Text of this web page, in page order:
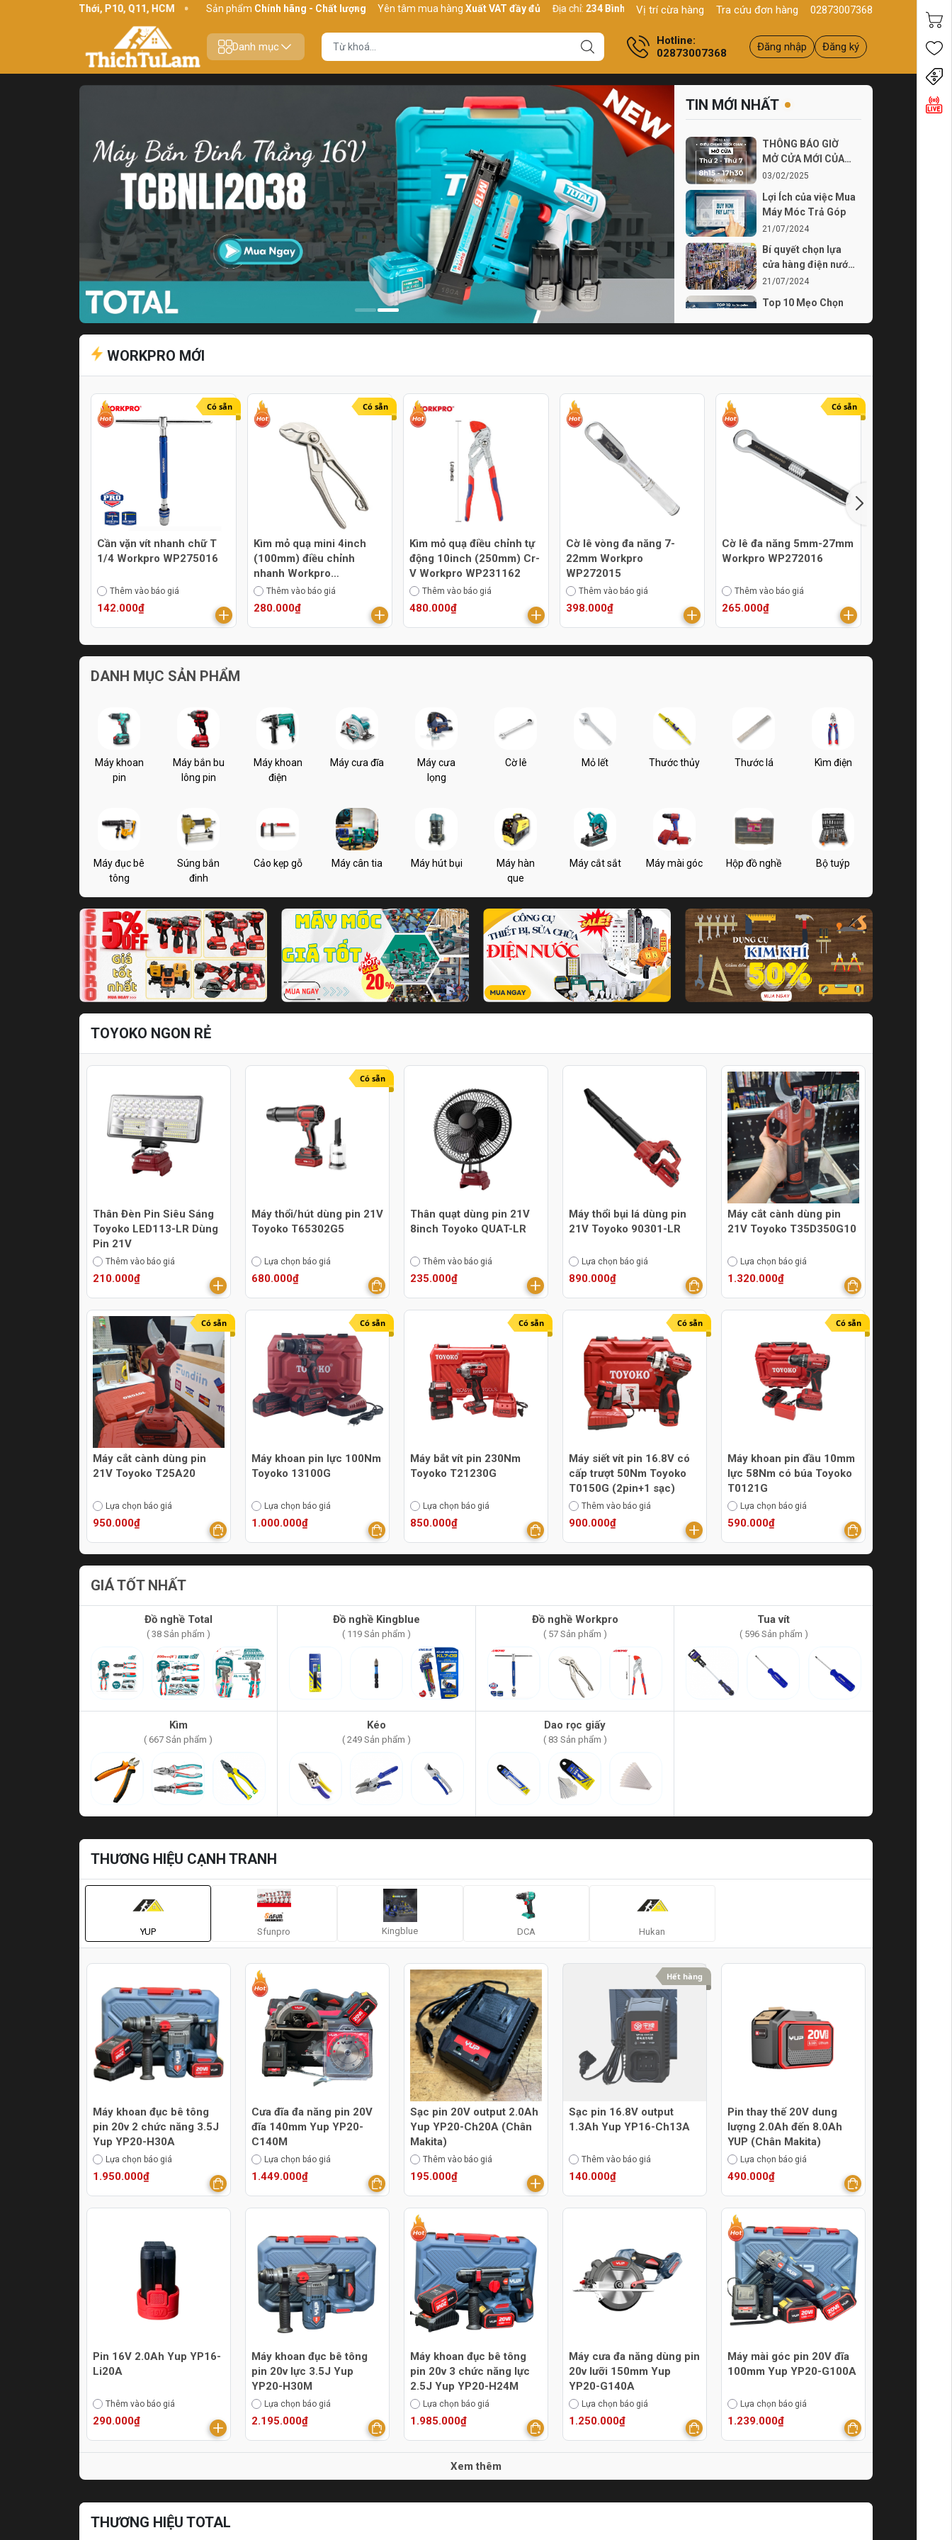
Bình Thới, P10, Q11, HCM Sản phẩmChính hãng - Chất lượng Yên tâm mua hàngXuất VAT đầy đủ Địa chỉ: 234 Bình Thới, P10, Q11, HCM Sản phẩmChính hãng - Chất lượng
Vị trí cừa hàng Tra cứu đơn hàng 02873007368
Danh mục
Hotline:
02873007368
Đăng nhập Đăng ký
TIN MỚI NHẤT
THÔNG BÁO GIỜ
MỞ CỬA MỚI CỦA
THÍCH TỰ LÀM TỪ
03/02/2025
Lợi Ích của việc Mua
Máy Móc Trả Góp
21/07/2024
Bí quyết chọn lựa
cửa hàng điện nước
chất lượng
21/07/2024
Top 10 Mẹo Chọn
Tín Online
21/07/2024
WORKPRO MỚI
Có sẵn
Cần vặn vít nhanh chữ T
1/4 Workpro WP275016
Thêm vào báo giá
142.000₫
Có sẵn
Kìm mỏ quạ mini 4inch
(100mm) điều chỉnh
nhanh Workpro
WP231170
Thêm vào báo giá
280.000₫
Kìm mỏ quạ điều chỉnh tự
động 10inch (250mm) Cr-
V Workpro WP231162
Thêm vào báo giá
480.000₫
Cờ lê vòng đa năng 7-
22mm Workpro
WP272015
Thêm vào báo giá
398.000₫
Có sẵn
Cờ lê đa năng 5mm-27mm
Workpro WP272016
Thêm vào báo giá
265.000₫
DANH MỤC SẢN PHẨM
Máy khoan
pin
Máy bắn bu
lông pin
Máy khoan
điện
Máy cưa đĩa
Máy cưa
lọng
Cờ lê Mỏ lết Thước thủy Thước lá Kìm điện
Máy đục bê
tông
Súng bắn
đinh
Cảo kẹp gỗ Máy cân tia Máy hút bụi
Máy hàn
que
Máy cắt sắt Máy mài góc Hộp đồ nghề Bộ tuýp
TOYOKO NGON RẺ
Thân Đèn Pin Siêu Sáng
Toyoko LED113-LR Dùng
Pin 21V
Thêm vào báo giá
210.000₫
Có sẵn
Máy thổi/hút dùng pin 21V
Toyoko T65302G5
Lựa chọn báo giá
680.000₫
Thân quạt dùng pin 21V
8inch Toyoko QUAT-LR
Thêm vào báo giá
235.000₫
Máy thổi bụi lá dùng pin
21V Toyoko 90301-LR
Lựa chọn báo giá
890.000₫
Máy cắt cành dùng pin
21V Toyoko T35D350G10
Lựa chọn báo giá
1.320.000₫
Có sẵn
Máy cắt cành dùng pin
21V Toyoko T25A20
Lựa chọn báo giá
950.000₫
Có sẵn
Máy khoan pin lực 100Nm
Toyoko 13100G
Lựa chọn báo giá
1.000.000₫
Có sẵn
Máy bắt vít pin 230Nm
Toyoko T21230G
Lựa chọn báo giá
850.000₫
Có sẵn
Máy siết vít pin 16.8V có
cấp trượt 50Nm Toyoko
T0150G (2pin+1 sạc)
Thêm vào báo giá
900.000₫
Có sẵn
Máy khoan pin đầu 10mm
lực 58Nm có búa Toyoko
T0121G
Lựa chọn báo giá
590.000₫
GIÁ TỐT NHẤT
Đồ nghề Total
( 38 Sản phẩm )
Đồ nghề Kingblue
( 119 Sản phẩm )
Đồ nghề Workpro
( 57 Sản phẩm )
Tua vít
( 596 Sản phẩm )
Kìm
( 667 Sản phẩm )
Kéo
( 249 Sản phẩm )
Dao rọc giấy
( 83 Sản phẩm )
THƯƠNG HIỆU CẠNH TRANH
YUP Sfunpro Kingblue DCA Hukan
Máy khoan đục bê tông
pin 20v 2 chức năng 3.5J
Yup YP20-H30A
Lựa chọn báo giá
1.950.000₫
Cưa đĩa đa năng pin 20V
đĩa 140mm Yup YP20-
C140M
Lựa chọn báo giá
1.449.000₫
Sạc pin 20V output 2.0Ah
Yup YP20-Ch20A (Chân
Makita)
Thêm vào báo giá
195.000₫
Hết hàng
Sạc pin 16.8V output
1.3Ah Yup YP16-Ch13A
Thêm vào báo giá
140.000₫
Pin thay thế 20V dung
lượng 2.0Ah đến 8.0Ah
YUP (Chân Makita)
Lựa chọn báo giá
490.000₫
Pin 16V 2.0Ah Yup YP16-
Li20A
Thêm vào báo giá
290.000₫
Máy khoan đục bê tông
pin 20v lực 3.5J Yup
YP20-H30M
Lựa chọn báo giá
2.195.000₫
Máy khoan đục bê tông
pin 20v 3 chức năng lực
2.5J Yup YP20-H24M
Lựa chọn báo giá
1.985.000₫
Máy cưa đa năng dùng pin
20v lưỡi 150mm Yup
YP20-G140A
Lựa chọn báo giá
1.250.000₫
Máy mài góc pin 20V đĩa
100mm Yup YP20-G100A
Lựa chọn báo giá
1.239.000₫
Xem thêm
THƯƠNG HIỆU TOTAL